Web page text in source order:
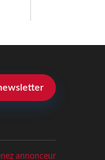
annonceur